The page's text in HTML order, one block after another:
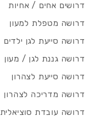
דרושים אחים / אחיות
דרושה מטפלת למעון
דרושה סייעת לגן ילדים
דרושה גננת לגן / מעון
דרושה סייעת לצהרון
דרושה מדריכה לצהרון
דרושה עובדת סוציאלית